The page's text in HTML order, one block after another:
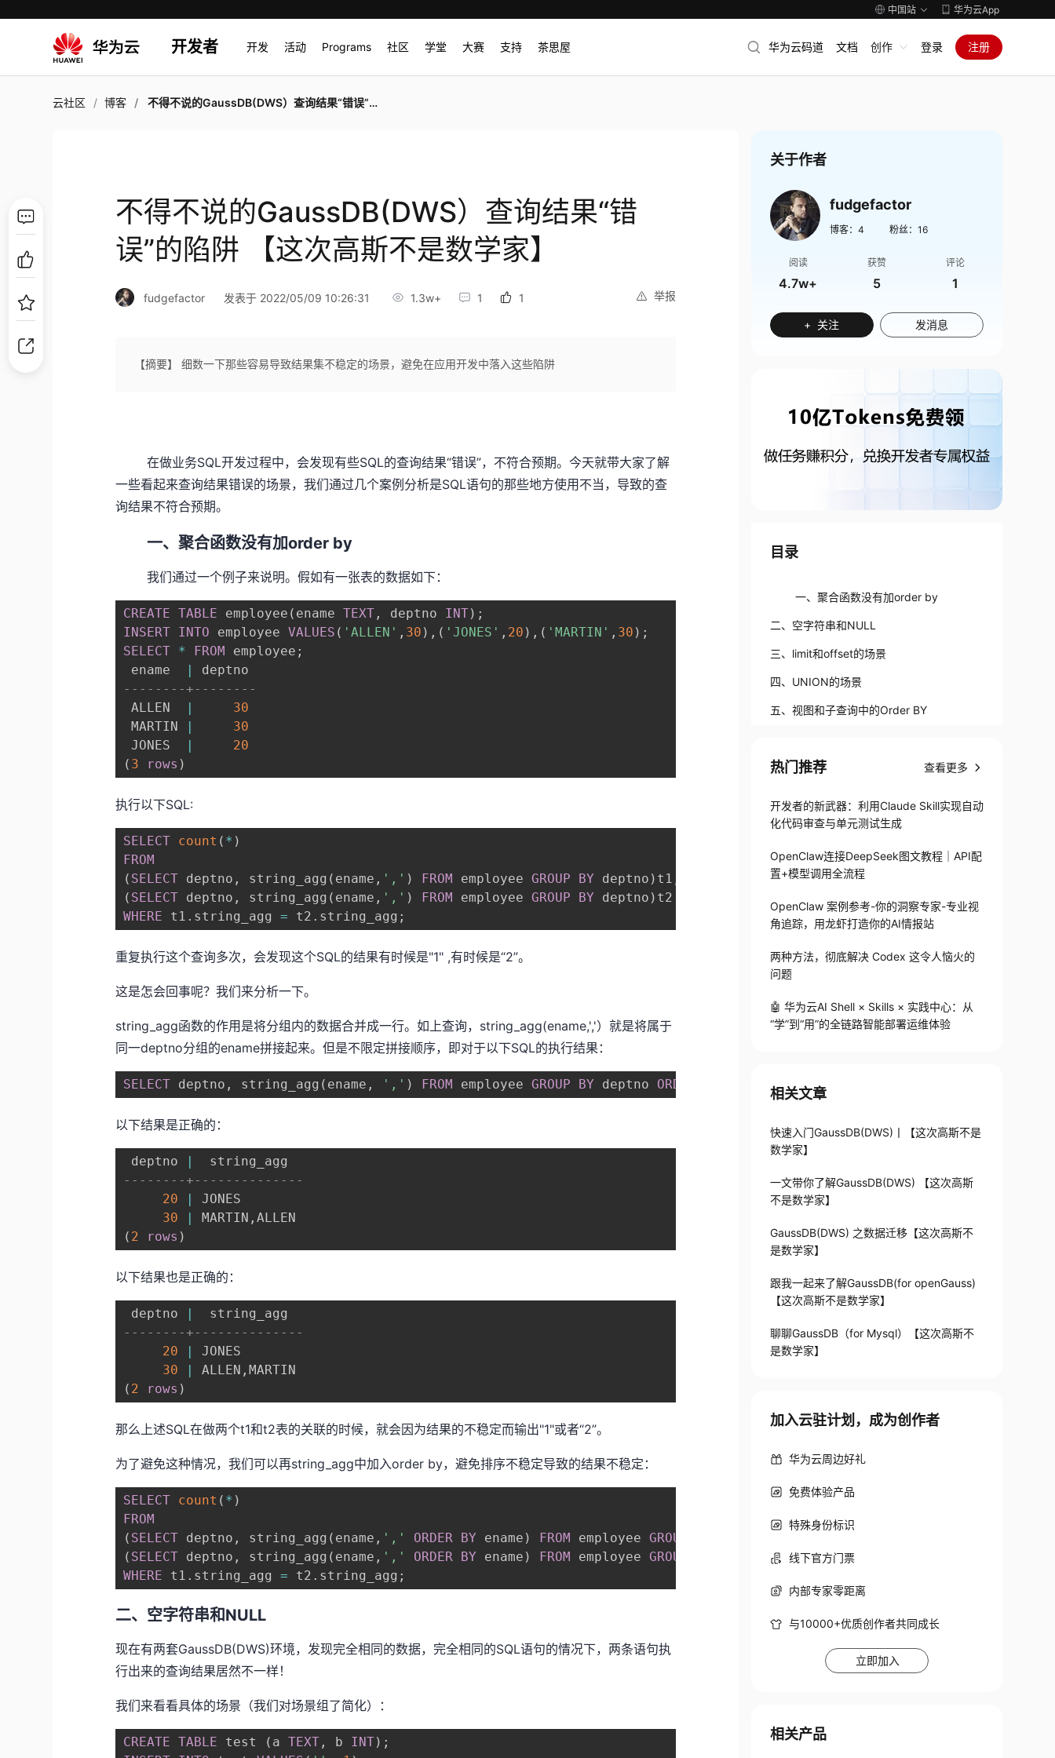
中国站 华为云App
开发者 开发 活动 Programs 社区 学堂 大赛 支持 茶思屋 华为云码道 文档 创作 登录 注册
云社区 博客 不得不说的GaussDB(DWS）查询结果“错误”的陷阱 【这次高斯不是数学家】
不得不说的GaussDB(DWS）查询结果“错
误”的陷阱 【这次高斯不是数学家】
举报
fudgefactor 发表于 2022/05/09 10:26:31 1.3w+ 1 1
【摘要】 细数一下那些容易导致结果集不稳定的场景，避免在应用开发中落入这些陷阱
在做业务SQL开发过程中，会发现有些SQL的查询结果“错误”，不符合预期。今天就带大家了解
一些看起来查询结果错误的场景，我们通过几个案例分析是SQL语句的那些地方使用不当，导致的查
询结果不符合预期。
一、聚合函数没有加order by
我们通过一个例子来说明。假如有一张表的数据如下：
CREATE TABLE employee ( ename TEXT , deptno INT) ;
INSERT INTO employee VALUES ( 'ALLEN' , 30 ) , ( 'JONES' , 20 ) , ( 'MARTIN' , 30 ) ;
SELECT * FROM employee ;
ename
|
--------+--------
ALLEN
|
30
MARTIN
|
30
JONES
|
20
( 3 rows )
执行以下SQL:
SELECT count ( * )
FROM
( SELECT deptno , string_agg ( ename , ',' ) FROM employee GROUP BY deptno ) t1
( SELECT deptno , string_agg ( ename , ',' ) FROM employee GROUP BY deptno )
WHERE t1 . string_agg = t2 . string_agg ;
重复执行这个查询多次，会发现这个SQL的结果有时候是"1" ,有时候是“2”。
这是怎会回事呢？我们来分析一下。
string_agg函数的作用是将分组内的数据合并成一行。如上查询，string_agg(ename,','）就是将属于
同一deptno分组的ename拼接起来。但是不限定拼接顺序，即对于以下SQL的执行结果：
SELECT deptno , string_agg ( ename , ',' ) FROM employee GROUP BY deptno ORDER
以下结果是正确的：
deptno |
--------+--------------
20
|
JONES
30
| MARTIN ,
( 2 rows )
以下结果也是正确的：
deptno |
--------+--------------
20
|
JONES
30
| ALLEN ,
( 2 rows )
那么上述SQL在做两个t1和t2表的关联的时候，就会因为结果的不稳定而输出"1"或者“2”。
为了避免这种情况，我们可以再string_agg中加入order by，避免排序不稳定导致的结果不稳定：
SELECT count ( * )
FROM
( SELECT deptno , string_agg ( ename , ',' ORDER BY ename ) FROM employee GROUP
( SELECT deptno , string_agg ( ename , ',' ORDER BY ename ) FROM employee GROUP )
t2
WHERE t1 . string_agg = t2 . string_agg ;
二、空字符串和NULL
现在有两套GaussDB(DWS)环境，发现完全相同的数据，完全相同的SQL语句的情况下，两条语句执
行出来的查询结果居然不一样！
我们来看看具体的场景（我们对场景组了简化）：
CREATE TABLE test ( a TEXT , b INT) ;
关于作者
fudgefactor
博客： 4 粉丝： 16
阅读
4.7w+
获赞
5
评论
1
+ 关注 发消息
目录
一、聚合函数没有加order by
二、空字符串和NULL
三、limit和offset的场景
四、UNION的场景
五、视图和子查询中的Order BY
热门推荐 查看更多
开发者的新武器：利用Claude Skill实现自动
化代码审查与单元测试生成
OpenClaw连接DeepSeek图文教程｜API配
置+模型调用全流程
OpenClaw 案例参考-你的洞察专家-专业视
角追踪，用龙虾打造你的AI情报站
两种方法，彻底解决 Codex 这令人恼火的
问题
🤖 华为云AI Shell × Skills × 实践中心：从
“学”到“用”的全链路智能部署运维体验
相关文章
快速入门GaussDB(DWS)丨【这次高斯不是
数学家】
一文带你了解GaussDB(DWS) 【这次高斯
不是数学家】
GaussDB(DWS) 之数据迁移【这次高斯不
是数学家】
跟我一起来了解GaussDB(for openGauss)
【这次高斯不是数学家】
聊聊GaussDB（for Mysql）【这次高斯不
是数学家】
加入云驻计划，成为创作者
华为云周边好礼
免费体验产品
特殊身份标识
线下官方门票
内部专家零距离
与10000+优质创作者共同成长
立即加入
相关产品